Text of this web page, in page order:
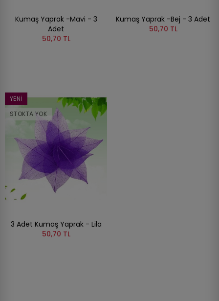
Kumaş Yaprak -Mavi - 3
Adet
50,70 TL
Kumaş Yaprak -Bej - 3 Adet
50,70 TL
YENI
STOKTA YOK
3 Adet Kumaş Yaprak - Lila
50,70 TL